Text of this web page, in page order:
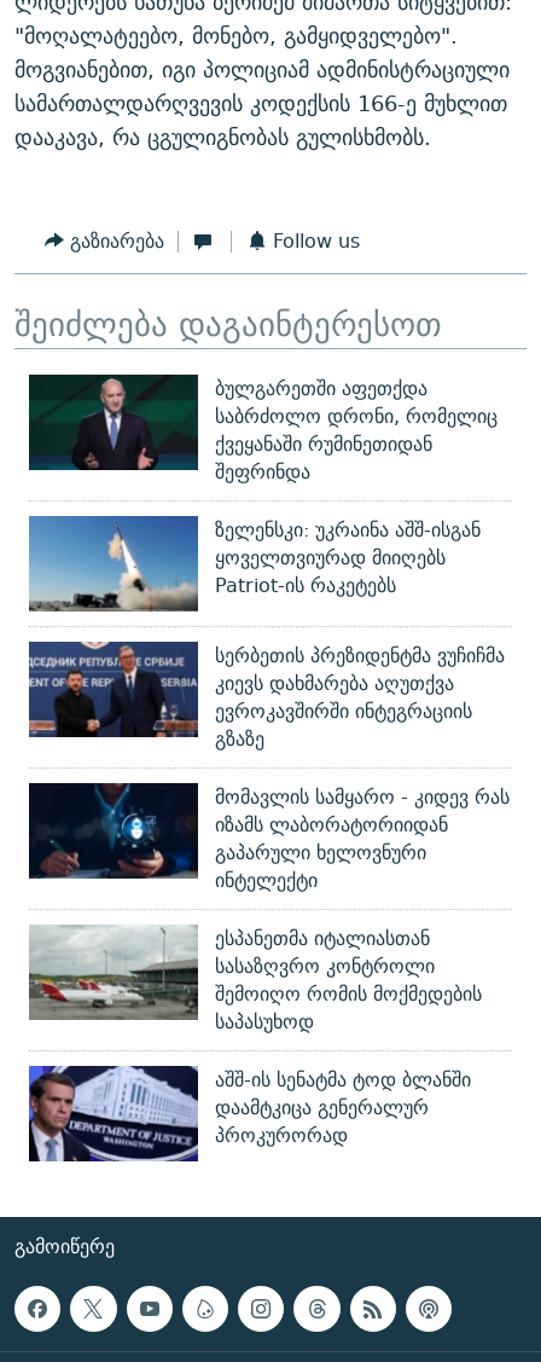
"მოღალატეებო, მონებო, გამყიდველებო".
მოგვიანებით, იგი პოლიციამ ადმინისტრაციული
სამართალდარღვევის კოდექსის 166-ე მუხლით
დააკავა, რა ცგულიგნობას გულისხმობს.
გაზიარება Follow us
შეიძლება დაგაინტერესოთ
ბულგარეთში აფეთქდა
საბრძოლო დრონი, რომელიც
ქვეყანაში რუმინეთიდან
შეფრინდა
ზელენსკი: უკრაინა აშშ-ისგან
ყოველთვიურად მიიღებს
Patriot-ის რაკეტებს
სერბეთის პრეზიდენტმა ვუჩიჩმა
კიევს დახმარება აღუთქვა
ევროკავშირში ინტეგრაციის
გზაზე
მომავლის სამყარო - კიდევ რას
იზამს ლაბორატორიიდან
გაპარული ხელოვნური
ინტელექტი
ესპანეთმა იტალიასთან
სასაზღვრო კონტროლი
შემოიღო რომის მოქმედების
საპასუხოდ
აშშ-ის სენატმა ტოდ ბლანში
დაამტკიცა გენერალურ
პროკურორად
ᲒᲐᲛᲝᲘᲬᲔᲠᲔ